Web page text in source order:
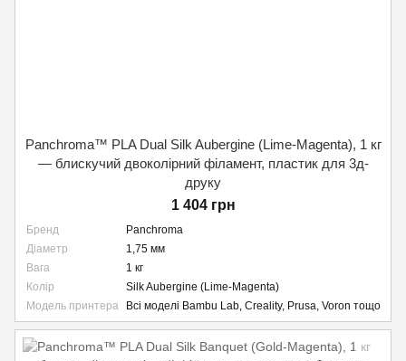
Panchroma™ PLA Dual Silk Aubergine (Lime-Magenta), 1 кг
— блискучий двоколірний філамент, пластик для 3д-
друку
1 404 грн
Бренд
Panchroma
Діаметр
1,75 мм
Вага
1 кг
Колір
Silk Aubergine (Lime-Magenta)
Модель принтера
Всі моделі Bambu Lab, Creality, Prusa, Voron тощо